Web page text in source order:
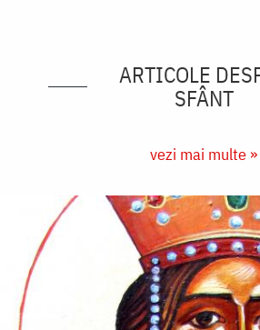
ARTICOLE
SFÂNT
vezi mai multe »